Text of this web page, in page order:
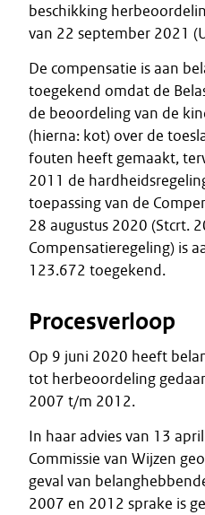
beschikking
van 22 september 2021
De compensatie is aan
toegekend omdat de
de beoordeling van de
(hierna: kot) over de
fouten heeft gemaakt,
2011 de
toepassing van de
28 augustus 2020 (Stcrt.
Compensatieregeling) is
123.672 toegekend.
Procesverloop
Op 9 juni 2020 heeft
tot herbeoordeling
2007 t/m 2012.
In haar advies van 13
Commissie van Wijzen
geval van
2007 en 2012 sprake is